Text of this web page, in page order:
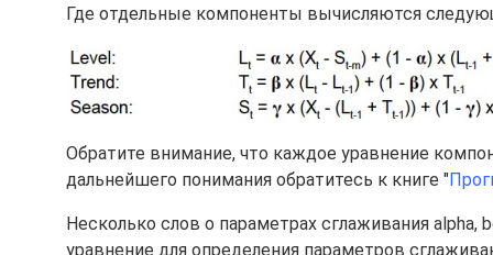
Где отдельные компоненты вычисляются
Обратите внимание, что каждое уравнение
дальнейшего понимания обратитесь к книге "
Несколько слов о параметрах сглаживания
уравнение для определения параметров